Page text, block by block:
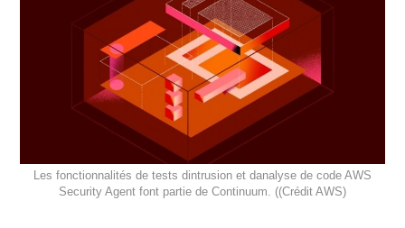
Les fonctionnalités de tests dintrusion et danalyse de code AWS
Security Agent font partie de Continuum. ((Crédit AWS)